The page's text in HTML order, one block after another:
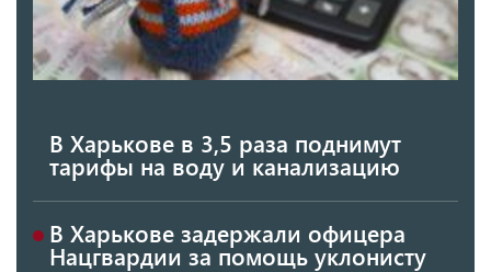
В Харькове в 3,5 раза поднимут
тарифы на воду и канализацию
В Харькове задержали офицера
Нацгвардии за помощь уклонисту